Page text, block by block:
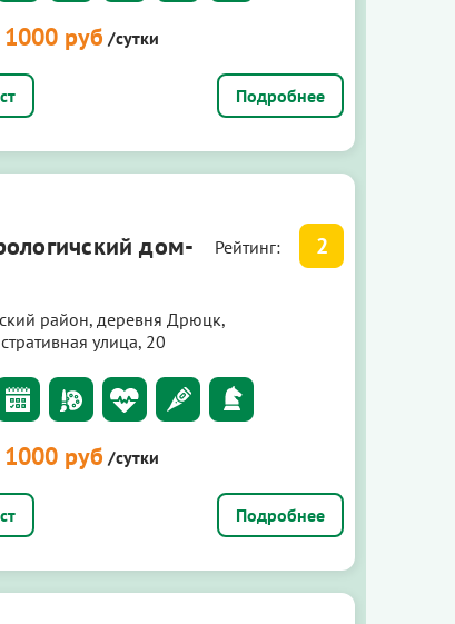
1000 руб /сутки
Подробнее
дом-
Рейтинг: 2
район, деревня Дрюцк,
улица, 20
1000 руб /сутки
Подробнее